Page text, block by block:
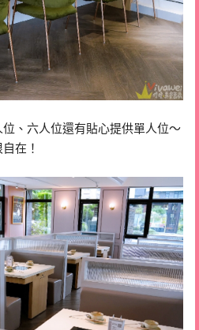
、六人位還有貼心提供單人位～
在！